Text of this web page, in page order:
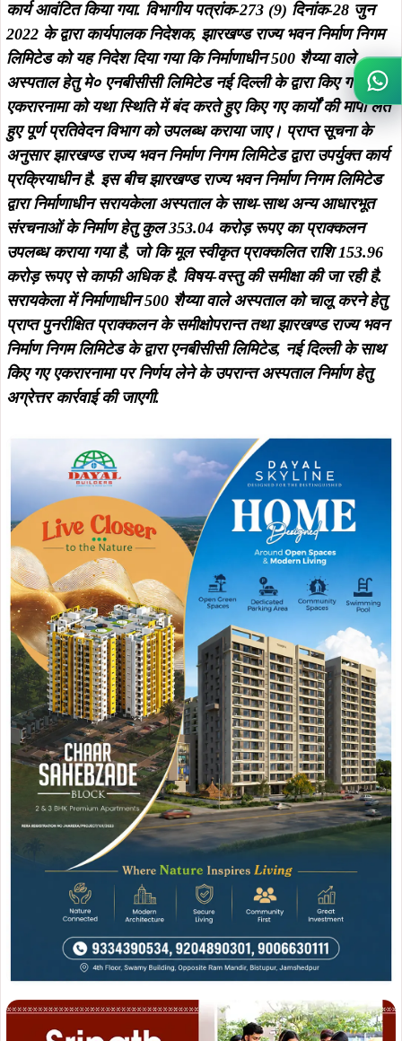
कार्य आवंटित किया गया. विभागीय पत्रांक-273 (9) दिनांक-28 जुन
2022 के द्वारा कार्यपालक निदेशक, झारखण्ड राज्य भवन निर्माण निगम
लिमिटेड को यह निदेश दिया गया कि निर्माणाधीन 500 शैय्या वाले
अस्पताल हेतु मे० एनबीसीसी लिमिटेड नई दिल्ली के द्वारा किए गए
एकरारनामा को यथा स्थिति में बंद करते हुए किए गए कार्यों की मापी लेते
हुए पूर्ण प्रतिवेदन विभाग को उपलब्ध कराया जाए। प्राप्त सूचना के
अनुसार झारखण्ड राज्य भवन निर्माण निगम लिमिटेड द्वारा उपर्युक्त कार्य
प्रक्रियाधीन है. इस बीच झारखण्ड राज्य भवन निर्माण निगम लिमिटेड
द्वारा निर्माणाधीन सरायकेला अस्पताल के साथ-साथ अन्य आधारभूत
संरचनाओं के निर्माण हेतु कुल 353.04 करोड़ रूपए का प्राक्कलन
उपलब्ध कराया गया है, जो कि मूल स्वीकृत प्राक्कलित राशि 153.96
करोड़ रूपए से काफी अधिक है. विषय-वस्तु की समीक्षा की जा रही है.
सरायकेला में निर्माणाधीन 500 शैय्या वाले अस्पताल को चालू करने हेतु
प्राप्त पुनरीक्षित प्राक्कलन के समीक्षोपरान्त तथा झारखण्ड राज्य भवन
निर्माण निगम लिमिटेड के द्वारा एनबीसीसी लिमिटेड, नई दिल्ली के साथ
किए गए एकरारनामा पर निर्णय लेने के उपरान्त अस्पताल निर्माण हेतु
अग्रेत्तर कार्रवाई की जाएगी.